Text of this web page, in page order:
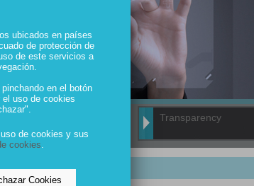
Realities
Transparency
ubicados en países
de protección de
de este servicios a
en el botón
uso de cookies
de cookies y sus
cookies.
Cookies